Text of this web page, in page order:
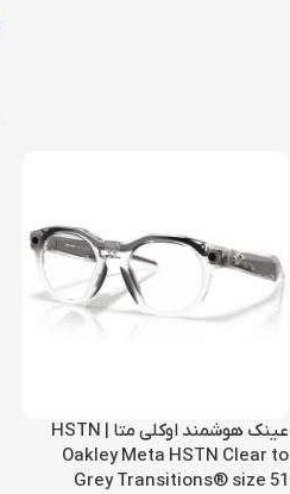
عینک هوشمند اوکلی متا HSTN |
Oakley Meta HSTN Clear to
Grey Transitions® size 51